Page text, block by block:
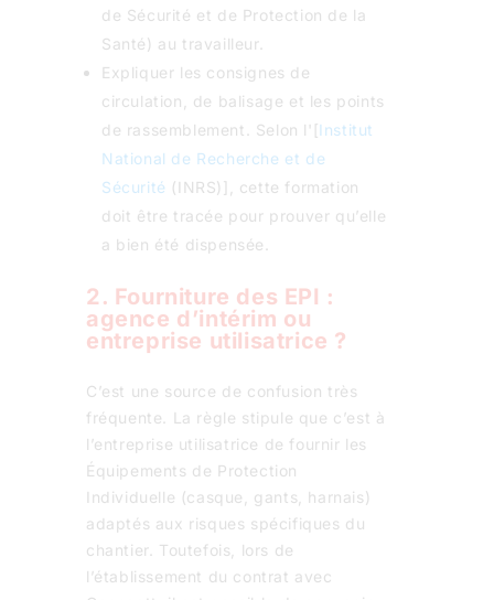
de Sécurité et de Protection de la
Santé) au travailleur.
Expliquer les consignes de
circulation, de balisage et les points
de rassemblement.
Selon l'[Institut
National de Recherche et de
Sécurité (INRS)], cette formation
doit être tracée pour prouver qu’elle
a bien été dispensée.
2. Fourniture des EPI :
agence d’intérim ou
entreprise utilisatrice ?
C’est une source de confusion très
fréquente. La règle stipule que c’est à
l’entreprise utilisatrice de fournir les
Équipements de Protection
Individuelle (casque, gants, harnais)
adaptés aux risques spécifiques du
chantier. Toutefois, lors de
l’établissement du contrat avec